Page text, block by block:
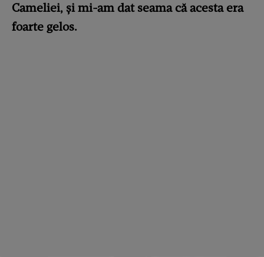
Cameliei, şi mi-am dat seama că acesta era
foarte gelos.